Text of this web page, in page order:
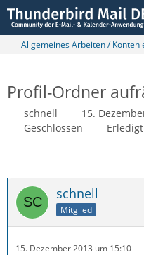
Allgemeines Arbeiten /
Profil-Ordner
schnell
15.
Geschlossen
Erledigt
schnell
Mitglied
15. Dezember 2013 um 15:10